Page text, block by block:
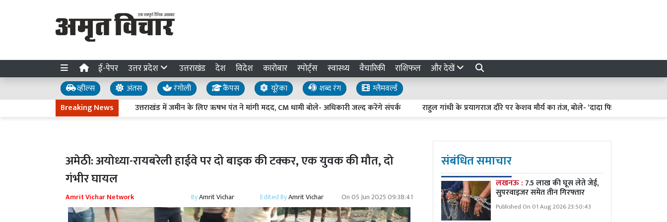
ई-पेपर उत्तर प्रदेश उत्तराखंड देश विदेश कारोबार स्पोर्ट्स स्वास्थ्य वैचारिकी राशिफल और देखें
व्हील्स अंतस रंगोली कैंपस यूरेका शब्द रंग
ग्लैमवर्ल्ड
Breaking News
उत्तराखंड में जमीन के लिए ऋषभ पंत ने मांगी मदद, CM धामी बोले- अधिकारी जल्द करेंगे संपर्क राहुल गांधी के प्रयागराज दौरे पर केशव मौर्य का तंज, बोले- ‘दादा फिरोज गांधी की कब्र पर
अमेठी: अयोध्या-रायबरेली हाईवे पर दो बाइक की टक्कर, एक युवक की मौत, दो
गंभीर घायल
Amrit Vichar Network ByAmrit Vichar Edited ByAmrit Vichar On05 Jun 2025 09:38:41
संबंधित समाचार
लखनऊ : 7.5 लाख की घूस लेते जेई,
सुपरवाइजर समेत तीन गिरफ्तार
Published On 01 Aug 2026 23:50:43